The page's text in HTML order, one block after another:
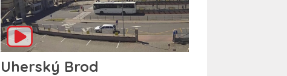
Uherský Brod